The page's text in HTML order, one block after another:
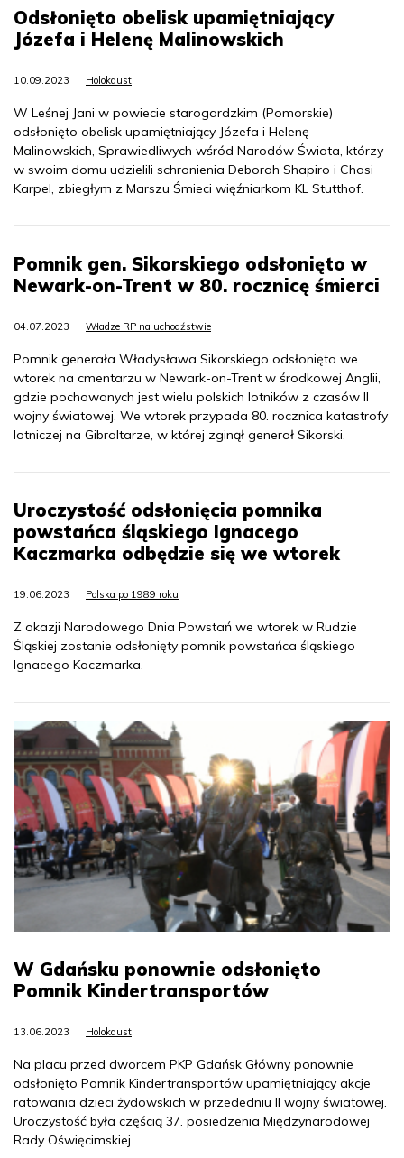
Odsłonięto obelisk upamiętniający
Józefa i Helenę Malinowskich
10.09.2023 Holokaust
W Leśnej Jani w powiecie starogardzkim (Pomorskie)
odsłonięto obelisk upamiętniający Józefa i Helenę
Malinowskich, Sprawiedliwych wśród Narodów Świata, którzy
w swoim domu udzielili schronienia Deborah Shapiro i Chasi
Karpel, zbiegłym z Marszu Śmieci więźniarkom KL Stutthof.
Pomnik gen. Sikorskiego odsłonięto w
Newark-on-Trent w 80. rocznicę śmierci
04.07.2023 Władze RP na uchodźstwie
Pomnik generała Władysława Sikorskiego odsłonięto we
wtorek na cmentarzu w Newark-on-Trent w środkowej Anglii,
gdzie pochowanych jest wielu polskich lotników z czasów II
wojny światowej. We wtorek przypada 80. rocznica katastrofy
lotniczej na Gibraltarze, w której zginął generał Sikorski.
Uroczystość odsłonięcia pomnika
powstańca śląskiego Ignacego
Kaczmarka odbędzie się we wtorek
19.06.2023 Polska po 1989 roku
Z okazji Narodowego Dnia Powstań we wtorek w Rudzie
Śląskiej zostanie odsłonięty pomnik powstańca śląskiego
Ignacego Kaczmarka.
W Gdańsku ponownie odsłonięto
Pomnik Kindertransportów
13.06.2023 Holokaust
Na placu przed dworcem PKP Gdańsk Główny ponownie
odsłonięto Pomnik Kindertransportów upamiętniający akcje
ratowania dzieci żydowskich w przededniu II wojny światowej.
Uroczystość była częścią 37. posiedzenia Międzynarodowej
Rady Oświęcimskiej.